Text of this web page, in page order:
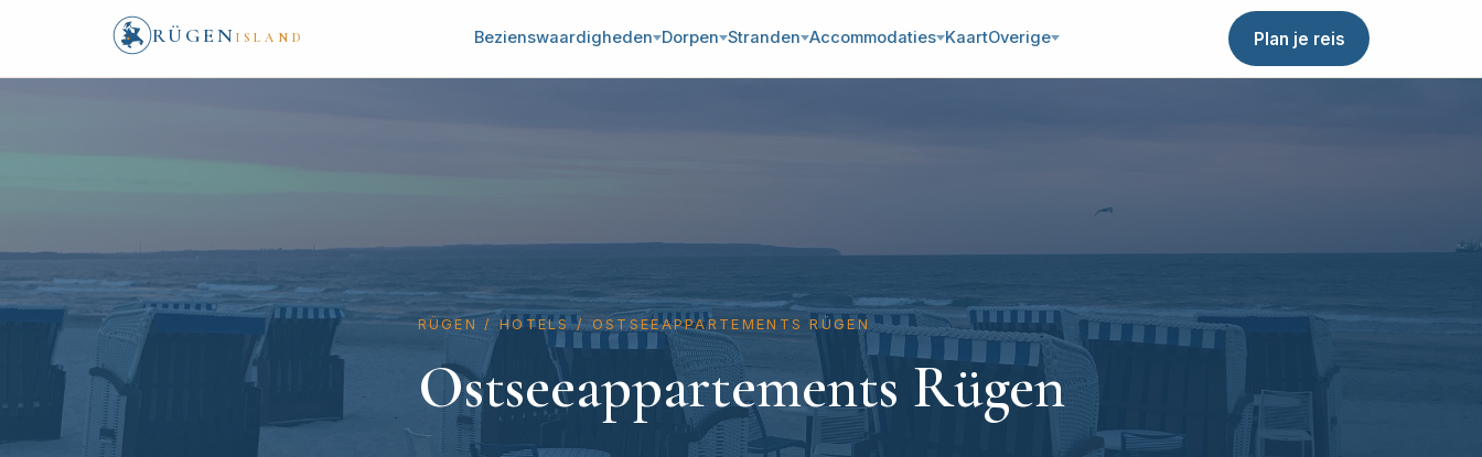
RÜGEN ISLAND Bezienswaardigheden Dorpen Stranden Accommodaties KaartOverige Plan je reis
RÜGEN / HOTELS / OSTSEEAPPARTEMENTS RÜGEN
Ostseeappartements Rügen